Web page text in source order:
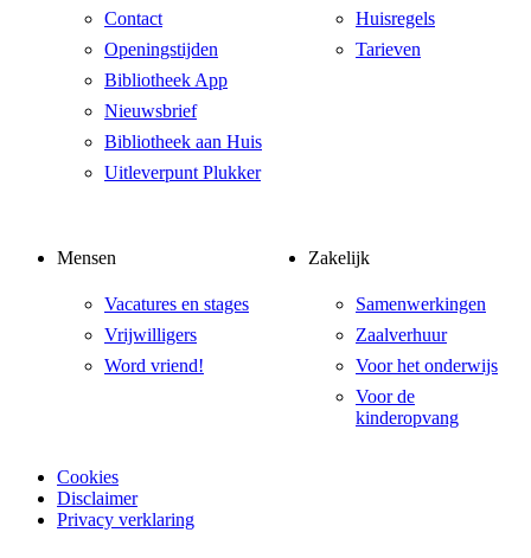
Contact
Openingstijden
Bibliotheek App
Nieuwsbrief
Bibliotheek aan Huis
Uitleverpunt Plukker
Huisregels
Tarieven
Mensen
Vacatures en stages
Vrijwilligers
Word vriend!
Zakelijk
Samenwerkingen
Zaalverhuur
Voor het onderwijs
Voor de
kinderopvang
Cookies
Disclaimer
Privacy verklaring